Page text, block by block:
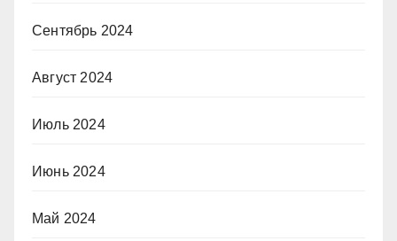
Сентябрь 2024
Август 2024
Июль 2024
Июнь 2024
Май 2024